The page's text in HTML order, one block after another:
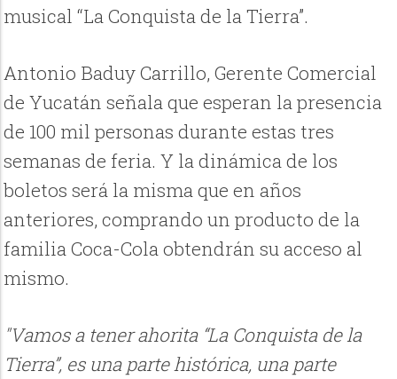
musical “La Conquista de la Tierra”.
Antonio Baduy Carrillo, Gerente Comercial
de Yucatán señala que esperan la presencia
de 100 mil personas durante estas tres
semanas de feria. Y la dinámica de los
boletos será la misma que en años
anteriores, comprando un producto de la
familia Coca-Cola obtendrán su acceso al
mismo.
"Vamos a tener ahorita “La Conquista de la
Tierra”, es una parte histórica, una parte